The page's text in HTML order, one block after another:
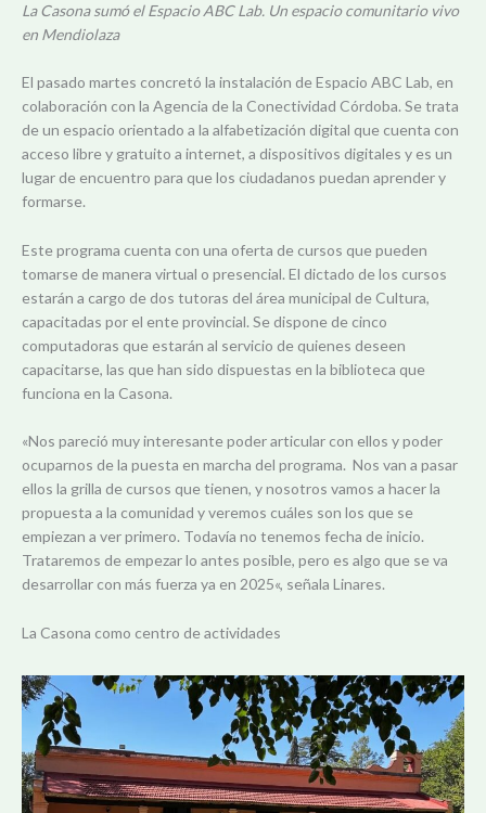
La Casona sumó el Espacio ABC Lab. Un espacio comunitario vivo
en Mendiolaza
El pasado martes concretó la instalación de Espacio ABC Lab, en
colaboración con la Agencia de la Conectividad Córdoba. Se trata
de un espacio orientado a la alfabetización digital que cuenta con
acceso libre y gratuito a internet, a dispositivos digitales y es un
lugar de encuentro para que los ciudadanos puedan aprender y
formarse.⁣
Este programa cuenta con una oferta de cursos que pueden
tomarse de manera virtual o presencial. El dictado de los cursos
estarán a cargo de dos tutoras del área municipal de Cultura,
capacitadas por el ente provincial. Se dispone de cinco
computadoras que estarán al servicio de quienes deseen
capacitarse, las que han sido dispuestas en la biblioteca que
funciona en la Casona.
«Nos pareció muy interesante poder articular con ellos y poder
ocuparnos de la puesta en marcha del programa. Nos van a pasar
ellos la grilla de cursos que tienen, y nosotros vamos a hacer la
propuesta a la comunidad y veremos cuáles son los que se
empiezan a ver primero. Todavía no tenemos fecha de inicio.
Trataremos de empezar lo antes posible, pero es algo que se va
desarrollar con más fuerza ya en 2025«, señala Linares.
La Casona como centro de actividades